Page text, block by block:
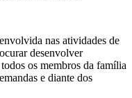
nas atividades de
desenvolver
os membros da família
e diante dos